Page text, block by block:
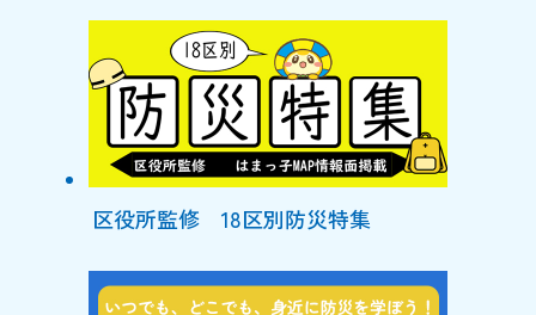
区役所監修 18区別防災特集